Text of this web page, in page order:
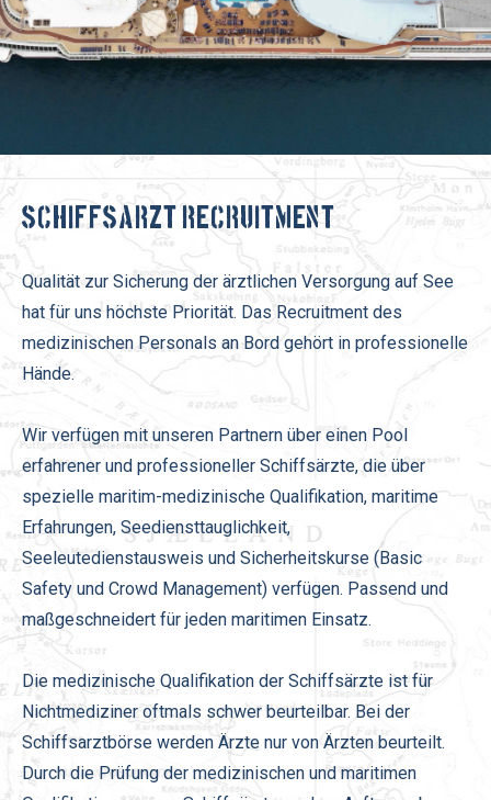
Schiffsarzt Recruitment
Qualität zur Sicherung der ärztlichen Versorgung auf See
hat für uns höchste Priorität. Das Recruitment des
medizinischen Personals an Bord gehört in professionelle
Hände.
Wir verfügen mit unseren Partnern über einen Pool
erfahrener und professioneller Schiffsärzte, die über
spezielle maritim-medizinische Qualifikation, maritime
Erfahrungen, Seediensttauglichkeit,
Seeleutedienstausweis und Sicherheitskurse (Basic
Safety und Crowd Management) verfügen. Passend und
maßgeschneidert für jeden maritimen Einsatz.
Die medizinische Qualifikation der Schiffsärzte ist für
Nichtmediziner oftmals schwer beurteilbar. Bei der
Schiffsarztbörse werden Ärzte nur von Ärzten beurteilt.
Durch die Prüfung der medizinischen und maritimen